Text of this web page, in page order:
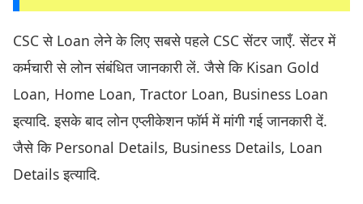
CSC से Loan लेने के लिए सबसे पहले CSC सेंटर जाएँ. सेंटर में
कर्मचारी से लोन संबंधित जानकारी लें. जैसे कि Kisan Gold
Loan, Home Loan, Tractor Loan, Business Loan
इत्यादि. इसके बाद लोन एप्लीकेशन फॉर्म में मांगी गई जानकारी दें.
जैसे कि Personal Details, Business Details, Loan
Details इत्यादि.